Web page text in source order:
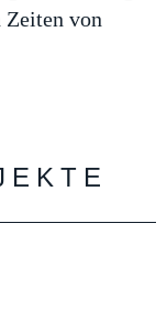
Zeiten von